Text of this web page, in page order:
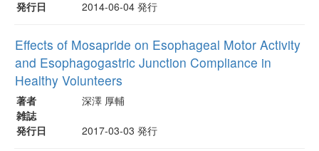
発行日
2014-06-04 発行
Effects of Mosapride on Esophageal Motor Activity
and Esophagogastric Junction Compliance in
Healthy Volunteers
著者
深澤 厚輔
雑誌
発行日
2017-03-03 発行